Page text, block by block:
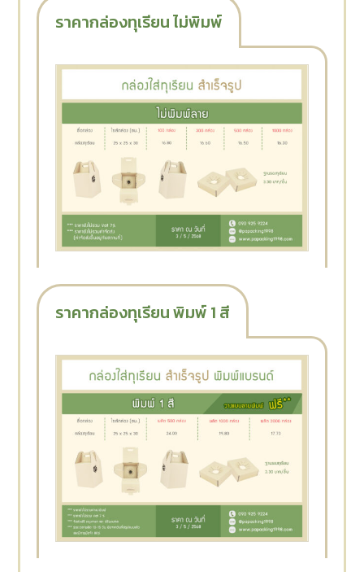
ราคากล่องทุเรียน ไม่พิมพ์
ราคากล่องทุเรียน พิมพ์ 1 สี